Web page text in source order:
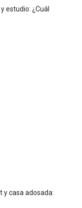
estudio: ¿Cuál
y casa adosada: